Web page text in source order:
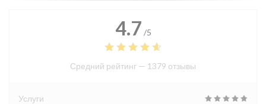
4.7 /5
Средний рейтинг — 1379 отзывы
Услуги